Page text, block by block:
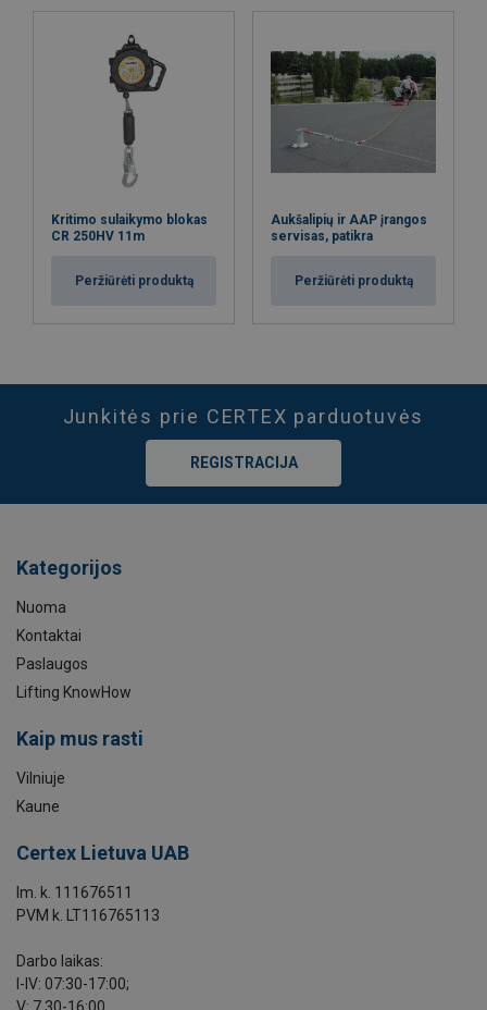
Kritimo sulaikymo blokas
CR 250HV 11m
Peržiūrėti produktą
Aukšalipių ir AAP įrangos
servisas, patikra
Peržiūrėti produktą
Junkitės prie CERTEX parduotuvės
REGISTRACIJA
Kategorijos
Nuoma
Kontaktai
Paslaugos
Lifting KnowHow
Kaip mus rasti
Vilniuje
Kaune
Certex Lietuva UAB
Im. k. 111676511
PVM k. LT116765113
Darbo laikas:
I-IV: 07:30-17:00;
V: 7.30-16:00